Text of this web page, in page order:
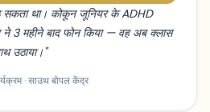
सकता था। कोकून जूनियर के ADHD
ने 3 महीने बाद फोन किया — वह अब क्लास
उठाया।"
· साउथ बोपल केंद्र